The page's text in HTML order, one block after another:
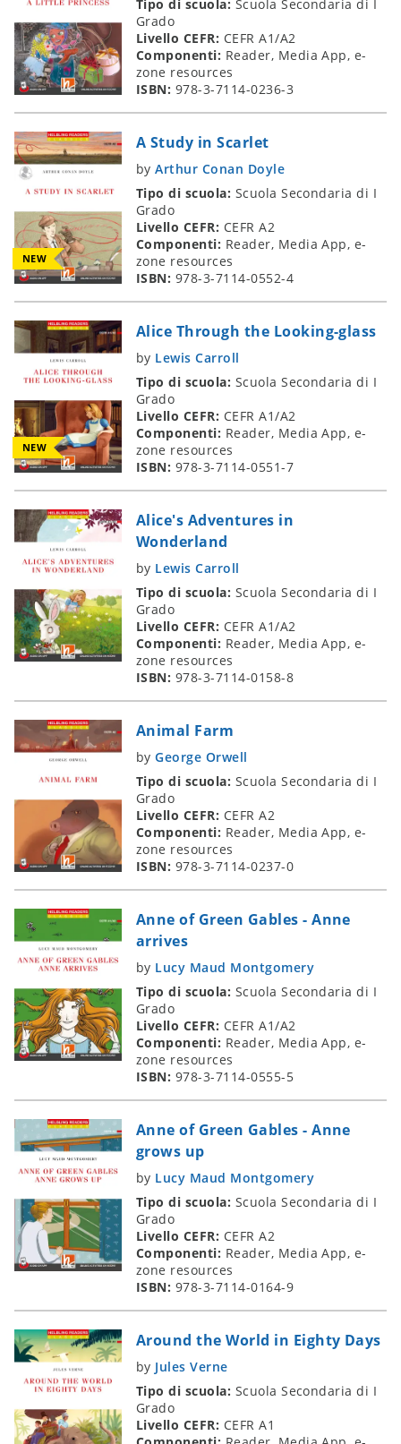
Tipo di scuola: Scuola Secondaria di I
Grado
Livello CEFR: CEFR A1/A2
Componenti: Reader, Media App, e-
zone resources
ISBN: 978-3-7114-0236-3
NEW
A Study in Scarlet
byArthur Conan Doyle
Tipo di scuola: Scuola Secondaria di I
Grado
Livello CEFR: CEFR A2
Componenti: Reader, Media App, e-
zone resources
ISBN: 978-3-7114-0552-4
NEW
Alice Through the Looking-glass
by Lewis Carroll
Tipo di scuola: Scuola Secondaria di I
Grado
Livello CEFR: CEFR A1/A2
Componenti: Reader, Media App, e-
zone resources
ISBN: 978-3-7114-0551-7
Alice's Adventures in
Wonderland
by Lewis Carroll
Tipo di scuola: Scuola Secondaria di I
Grado
Livello CEFR: CEFR A1/A2
Componenti: Reader, Media App, e-
zone resources
ISBN: 978-3-7114-0158-8
Animal Farm
byGeorge Orwell
Tipo di scuola: Scuola Secondaria di I
Grado
Livello CEFR: CEFR A2
Componenti: Reader, Media App, e-
zone resources
ISBN: 978-3-7114-0237-0
Anne of Green Gables - Anne
arrives
by Lucy Maud Montgomery
Tipo di scuola: Scuola Secondaria di I
Grado
Livello CEFR: CEFR A1/A2
Componenti: Reader, Media App, e-
zone resources
ISBN: 978-3-7114-0555-5
Anne of Green Gables - Anne
grows up
by Lucy Maud Montgomery
Tipo di scuola: Scuola Secondaria di I
Grado
Livello CEFR: CEFR A2
Componenti: Reader, Media App, e-
zone resources
ISBN: 978-3-7114-0164-9
Around the World in Eighty Days
by Jules Verne
Tipo di scuola: Scuola Secondaria di I
Grado
Livello CEFR: CEFR A1